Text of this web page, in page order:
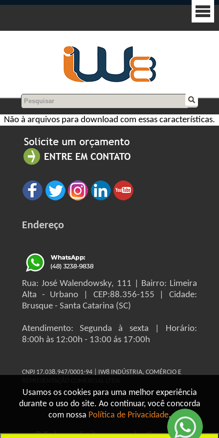
Usamos os cookies para uma melhor experiência
durante o uso do site. Ao continuar, você concorda
com nossa Política de Privacidade.
Não à arquivos para download com essas características.
Endereço
Rua: José Walendowsky, 111 | Bairro: Limeira
Alta - Urbano | CEP:88.356-155 | Cidade:
Brusque - Santa Catarina (SC)
Atendimento: Segunda à sexta | Horário:
8:00h às 12:00h - 13:00 ás 17:00h
CNPJ 17.038.947/0001-94 | IW8 INDÚSTRIA, COMÉRCIO E
© Todos os direitos reservados Grupo IW8